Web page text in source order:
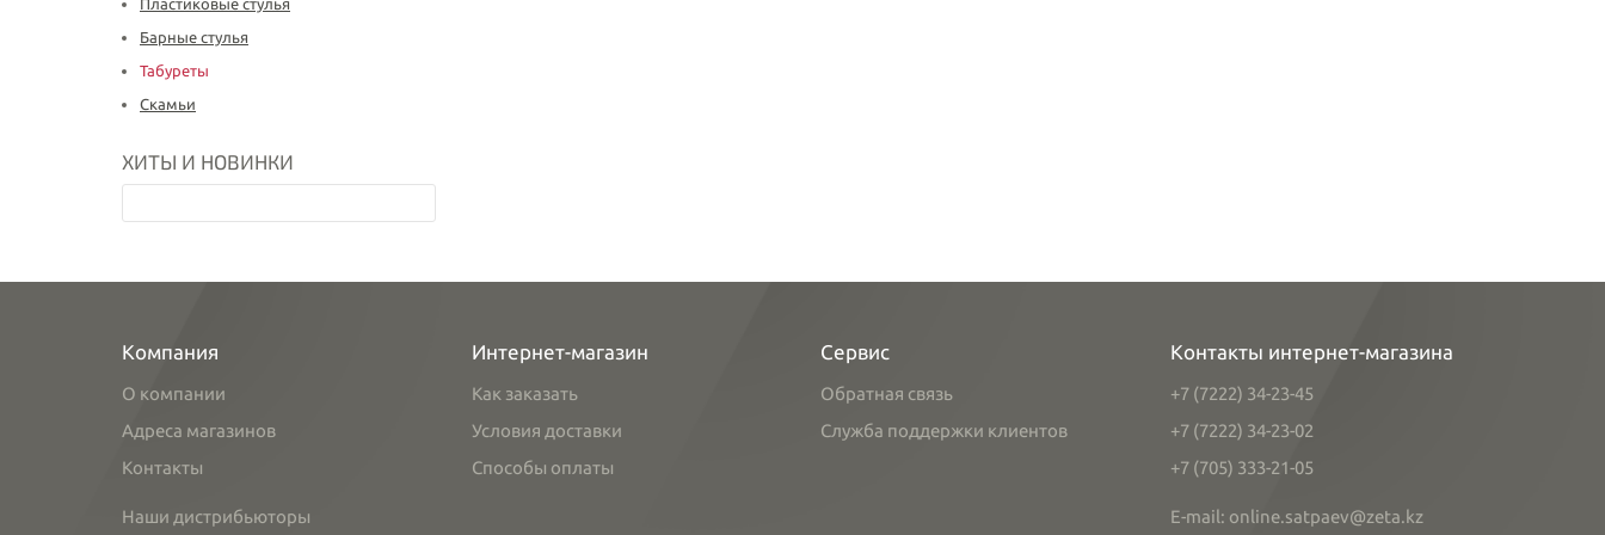
Пластиковые стулья
Барные стулья
Табуреты
Скамьи
ХИТЫ И НОВИНКИ
Компания
О компании
Адреса магазинов
Контакты
Наши дистрибьюторы
Интернет-магазин
Как заказать
Условия доставки
Способы оплаты
Сервис
Обратная связь
Служба поддержки клиентов
Контакты интернет-магазина
+7 (7222) 34-23-45
+7 (7222) 34-23-02
+7 (705) 333-21-05
E-mail: online.satpaev@zeta.kz